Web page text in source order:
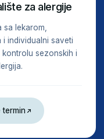
za alergije
sa lekarom,
i individualni saveti
kontrolu sezonskih i
termin